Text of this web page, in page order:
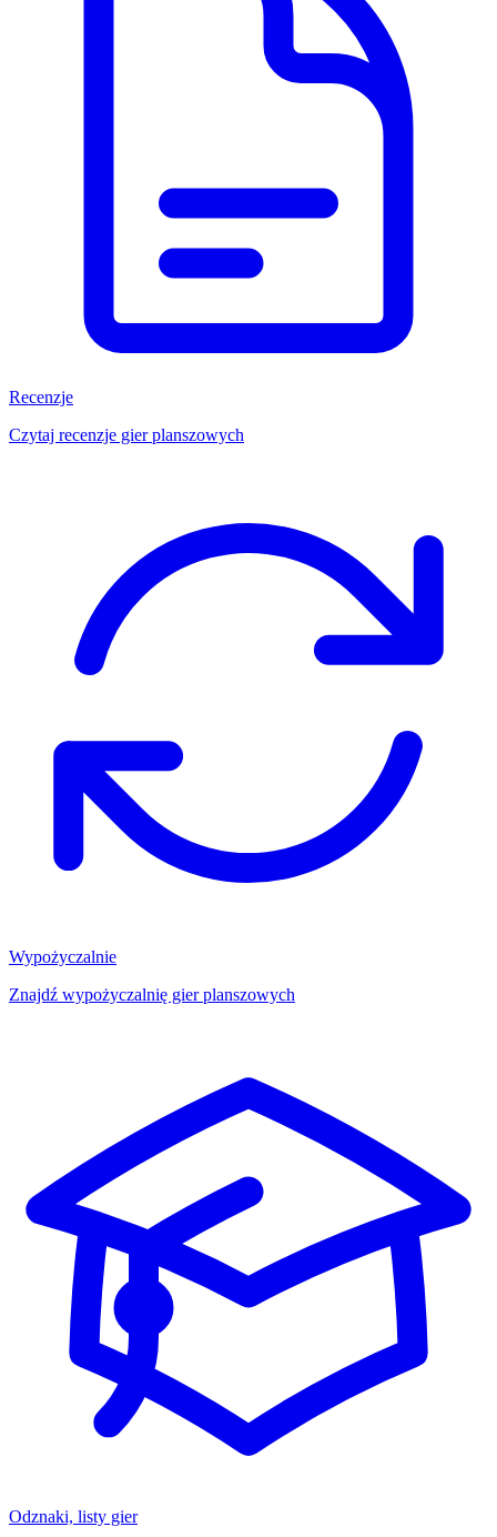
Recenzje
Czytaj recenzje gier planszowych
Wypożyczalnie
Znajdź wypożyczalnię gier planszowych
Odznaki, listy gier